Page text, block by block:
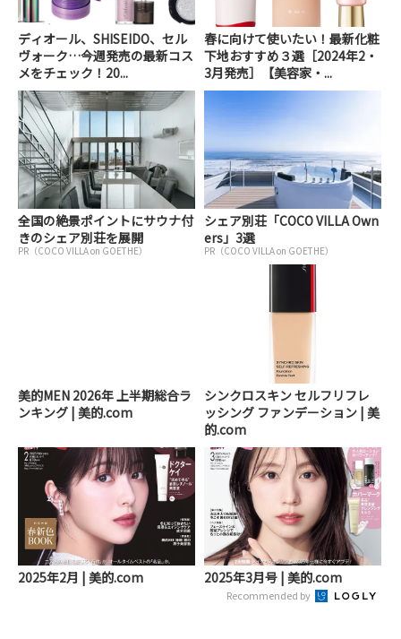
ディオール、SHISEIDO、セル
ヴォーク…今週発売の最新コス
メをチェック！20...
春に向けて使いたい！最新化粧
下地おすすめ３選［2024年2・
3月発売］【美容家・...
全国の絶景ポイントにサウナ付
きのシェア別荘を展開
PR（COCO VILLA on GOETHE）
シェア別荘「COCO VILLA Own
ers」3選
PR（COCO VILLA on GOETHE）
美的MEN 2026年 上半期総合ラ
ンキング | 美的.com
シンクロスキン セルフリフレ
ッシング ファンデーション | 美
的.com
2025年2月 | 美的.com 2025年3月号 | 美的.com
Recommended by